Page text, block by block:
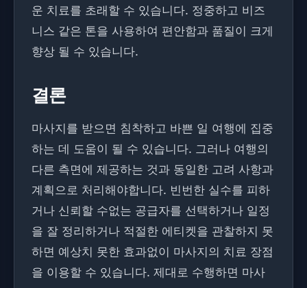
운 치료를 초래할 수 있습니다. 정중하고 비즈
니스 같은 톤을 사용하여 편안함과 품질이 크게
향상 될 수 있습니다.
결론
마사지를 받으면 침착하고 바쁜 일 여행에 집중
하는 데 도움이 될 수 있습니다. 그러나 여행의
다른 측면에 제공하는 것과 동일한 고려 사항과
계획으로 처리해야합니다. 빈번한 실수를 피하
거나 신뢰할 수없는 공급자를 선택하거나 일정
을 잘 정리하거나 적절한 에티켓을 관찰하지 못
하면 예상치 못한 효과없이 마사지의 치료 장점
을 이용할 수 있습니다. 제대로 수행하면 마사